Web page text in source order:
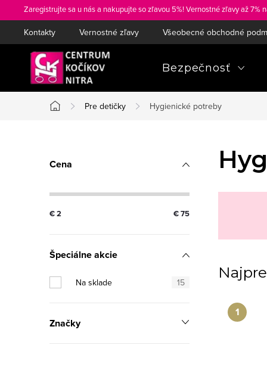
na
Zaregistrujte sa u nás a nakupujte so zľavou 5%! Vernostné zľavy až 7%
Kontakty Vernostné zľavy Všeobecné obchodné
Bezpečnosť
Domov
Pre detičky Hygienické potreby
B
č
ý
p
a
n
Cena
€2 €75
Špeciálne akcie
Na sklade 15
Značky